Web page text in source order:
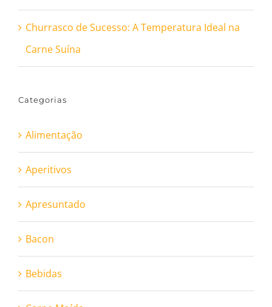
Churrasco de Sucesso: A Temperatura Ideal na
Carne Suína
Categorias
Alimentação
Aperitivos
Apresuntado
Bacon
Bebidas